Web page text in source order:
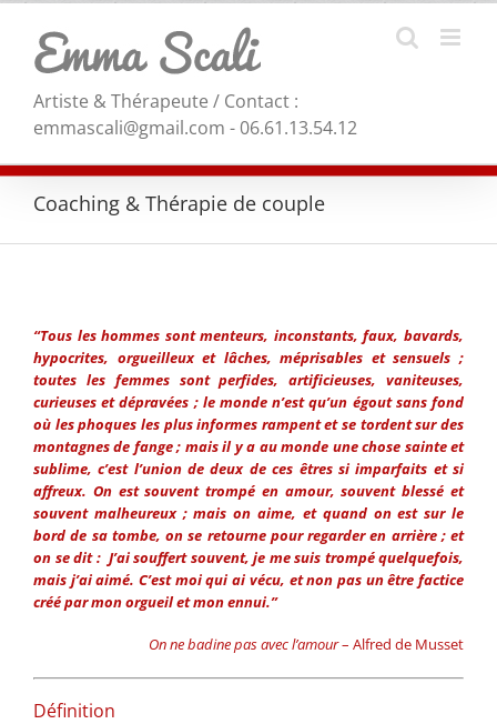
Skip
content
Artiste & Thérapeute / Contact :
emmascali@gmail.com - 06.61.13.54.12
Coaching & Thérapie de couple
“Tous les hommes sont menteurs, inconstants, faux, bavards,
hypocrites, orgueilleux et lâches, méprisables et sensuels ;
toutes les femmes sont perfides, artificieuses, vaniteuses,
curieuses et dépravées ; le monde n’est qu’un égout sans fond
où les phoques les plus informes rampent et se tordent sur des
montagnes de fange ; mais il y a au monde une chose sainte et
sublime, c’est l’union de deux de ces êtres si imparfaits et si
affreux. On est souvent trompé en amour, souvent blessé et
souvent malheureux ; mais on aime, et quand on est sur le
bord de sa tombe, on se retourne pour regarder en arrière ; et
on se dit : J’ai souffert souvent, je me suis trompé quelquefois,
mais j’ai aimé. C’est moi qui ai vécu, et non pas un être factice
créé par mon orgueil et mon ennui.”
On ne badine pas avec l’amour– Alfred de Musset
Définition